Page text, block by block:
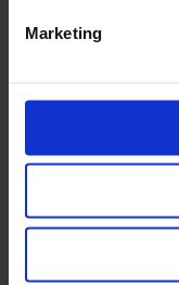
Marketing
Om Yarn Every
Mandag –
Copyright © 2022.